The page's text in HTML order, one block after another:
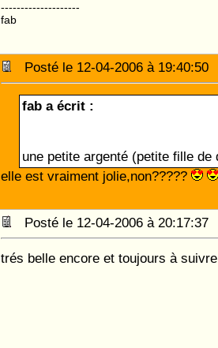
--------------------
fab
Posté le 12-04-2006 à
fab a écrit :
une petite argenté (petite fille
elle est vraiment jolie,non?????
Posté le 12-04-2006 à
trés belle encore et toujours à